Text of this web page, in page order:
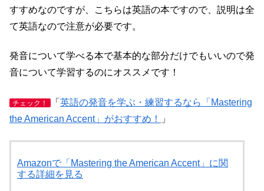
すすめなのですが、こちらは英語の本ですので、説明は全
て英語なので注意が必要です。
発音について学べる本で基本的な部分だけでもいいので発
音について学習するのにオススメです！
チェック！ 「 英語の発音を学ぶ・練習するなら「Mastering
the American Accent」がおすすめ！
」
Amazonで「Mastering the American Accent」に関
する詳細を見る